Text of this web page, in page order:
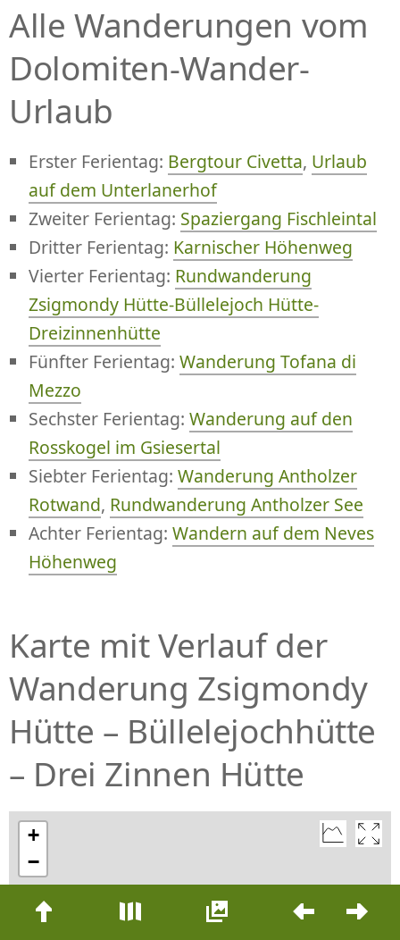
Beitrags-
Navigation
Alle Wanderungen vom
Dolomiten-Wander-
Urlaub
Erster Ferientag: Bergtour Civetta, Urlaub
auf dem Unterlanerhof
Zweiter Ferientag: Spaziergang Fischleintal
Dritter Ferientag: Karnischer Höhenweg
Vierter Ferientag: Rundwanderung
Zsigmondy Hütte-Büllelejoch Hütte-
Dreizinnenhütte
Fünfter Ferientag: Wanderung Tofana di
Mezzo
Sechster Ferientag: Wanderung auf den
Rosskogel im Gsiesertal
Siebter Ferientag: Wanderung Antholzer
Rotwand, Rundwanderung Antholzer See
Achter Ferientag: Wandern auf dem Neves
Höhenweg
Karte mit Verlauf der
Wanderung Zsigmondy
Hütte – Büllelejochhütte
– Drei Zinnen Hütte
+
−